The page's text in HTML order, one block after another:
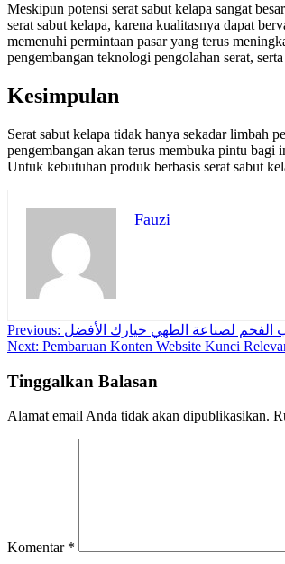
Meskipun potensi serat sabut kelapa sangat
serat sabut kelapa, karena kualitasnya dapat
memenuhi permintaan pasar yang terus
pengembangan teknologi pengolahan serat,
Kesimpulan
Serat sabut kelapa tidak hanya sekadar limbah
pengembangan akan terus membuka pintu
Untuk kebutuhan produk berbasis serat sabut
Fauzi
Navigasi
pos
Previous: الفحم لصناعة الطهي خيارك الأفضل
Next: Pembaruan Konten Website Kunci
Tinggalkan Balasan
Alamat email Anda tidak akan dipublikasikan.
Komentar *